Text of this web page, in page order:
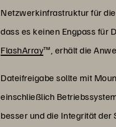
Netzwerkinfrastruktur für
dass es keinen Engpass für
FlashArray™, erhält die
Dateifreigabe sollte mit
einschließlich
besser und die Integrität der